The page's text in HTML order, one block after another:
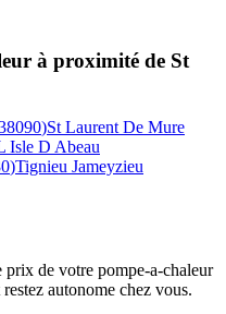
à proximité de St
)St Laurent De Mure
Isle D Abeau
)Tignieu Jameyzieu
prix de votre pompe-a-chaleur
autonome chez vous.